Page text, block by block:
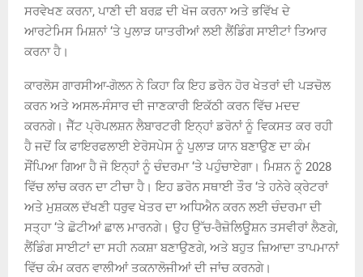
ਸਰਵੇਖਣ ਕਰਨਾ, ਪਾਣੀ ਦੀ ਬਰਫ਼ ਦੀ ਖੋਜ ਕਰਨਾ ਅਤੇ ਭਵਿੱਖ ਦੇ
ਆਰਟੇਮਿਸ ਮਿਸ਼ਨਾਂ ‘ਤੇ ਪੁਲਾੜ ਯਾਤਰੀਆਂ ਲਈ ਲੈਂਡਿੰਗ ਸਾਈਟਾਂ ਤਿਆਰ
ਕਰਨਾ ਹੈ।
ਕਾਰਲੋਸ ਗਾਰਸੀਆ-ਗੋਲਨ ਨੇ ਕਿਹਾ ਕਿ ਇਹ ਡਰੋਨ ਹੋਰ ਖੇਤਰਾਂ ਦੀ ਪੜਚੋਲ
ਕਰਨ ਅਤੇ ਅਸਲ-ਸੰਸਾਰ ਦੀ ਜਾਣਕਾਰੀ ਇਕੱਠੀ ਕਰਨ ਵਿੱਚ ਮਦਦ
ਕਰਨਗੇ। ਜੈੱਟ ਪ੍ਰੋਪਲਸ਼ਨ ਲੈਬਾਰਟਰੀ ਇਨ੍ਹਾਂ ਡਰੋਨਾਂ ਨੂੰ ਵਿਕਸਤ ਕਰ ਰਹੀ
ਹੈ ਜਦੋਂ ਕਿ ਫਾਇਰਫਲਾਈ ਏਰੋਸਪੇਸ ਨੂੰ ਪੁਲਾੜ ਯਾਨ ਬਣਾਉਣ ਦਾ ਕੰਮ
ਸੌਂਪਿਆ ਗਿਆ ਹੈ ਜੋ ਇਨ੍ਹਾਂ ਨੂੰ ਚੰਦਰਮਾ ‘ਤੇ ਪਹੁੰਚਾਏਗਾ। ਮਿਸ਼ਨ ਨੂੰ 2028
ਵਿੱਚ ਲਾਂਚ ਕਰਨ ਦਾ ਟੀਚਾ ਹੈ। ਇਹ ਡਰੋਨ ਸਥਾਈ ਤੌਰ ‘ਤੇ ਹਨੇਰੇ ਕ੍ਰੇਟਰਾਂ
ਅਤੇ ਮੁਸ਼ਕਲ ਦੱਖਣੀ ਧਰੁਵ ਖੇਤਰ ਦਾ ਅਧਿਐਨ ਕਰਨ ਲਈ ਚੰਦਰਮਾ ਦੀ
ਸਤ੍ਹਾ ‘ਤੇ ਛੋਟੀਆਂ ਛਾਲ ਮਾਰਨਗੇ। ਉਹ ਉੱਚ-ਰੈਜ਼ੋਲਿਊਸ਼ਨ ਤਸਵੀਰਾਂ ਲੈਣਗੇ,
ਲੈਂਡਿੰਗ ਸਾਈਟਾਂ ਦਾ ਸਹੀ ਨਕਸ਼ਾ ਬਣਾਉਣਗੇ, ਅਤੇ ਬਹੁਤ ਜ਼ਿਆਦਾ ਤਾਪਮਾਨਾਂ
ਵਿੱਚ ਕੰਮ ਕਰਨ ਵਾਲੀਆਂ ਤਕਨਾਲੋਜੀਆਂ ਦੀ ਜਾਂਚ ਕਰਨਗੇ।